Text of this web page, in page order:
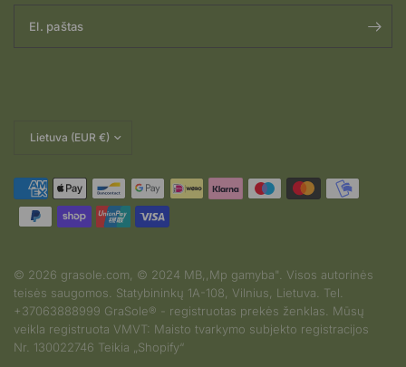
El. paštas
© 2026 grasole.com, © 2024 MB,,Mp gamyba". Visos autorinės
teisės saugomos. Statybininkų 1A-108, Vilnius, Lietuva. Tel.
+37063888999 GraSole® - registruotas prekės ženklas. Mūsų
veikla registruota VMVT: Maisto tvarkymo subjekto registracijos
Nr. 130022746 Teikia „Shopify“
2026-08-03
S.G iš Lithuania
įvertino produktą
Dar tik savaite